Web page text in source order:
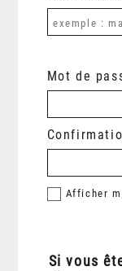
Mot de
Afficher
Si vous